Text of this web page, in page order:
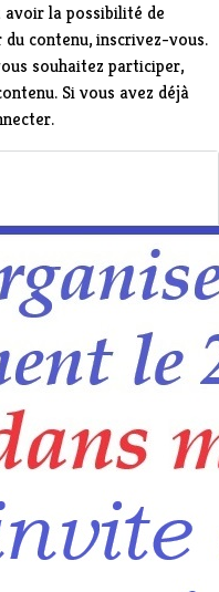
la possibilité de
contenu,inscrivez-vous.
souhaitez participer,
Si vous avez déjà
.